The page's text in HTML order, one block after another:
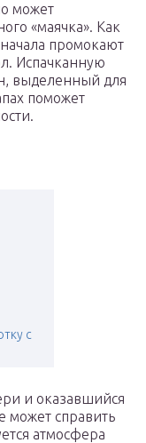
может
«маячка». Как
промокают
Испачканную
выделенный для
поможет
с
и оказавшийся
может справить
атмосфера